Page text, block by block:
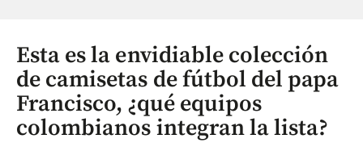
Esta es la envidiable colección
de camisetas de fútbol del papa
Francisco, ¿qué equipos
colombianos integran la lista?